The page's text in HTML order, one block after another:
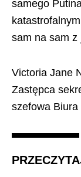
samego
sam na sam z
Victoria Jane
Zastępca
szefowa